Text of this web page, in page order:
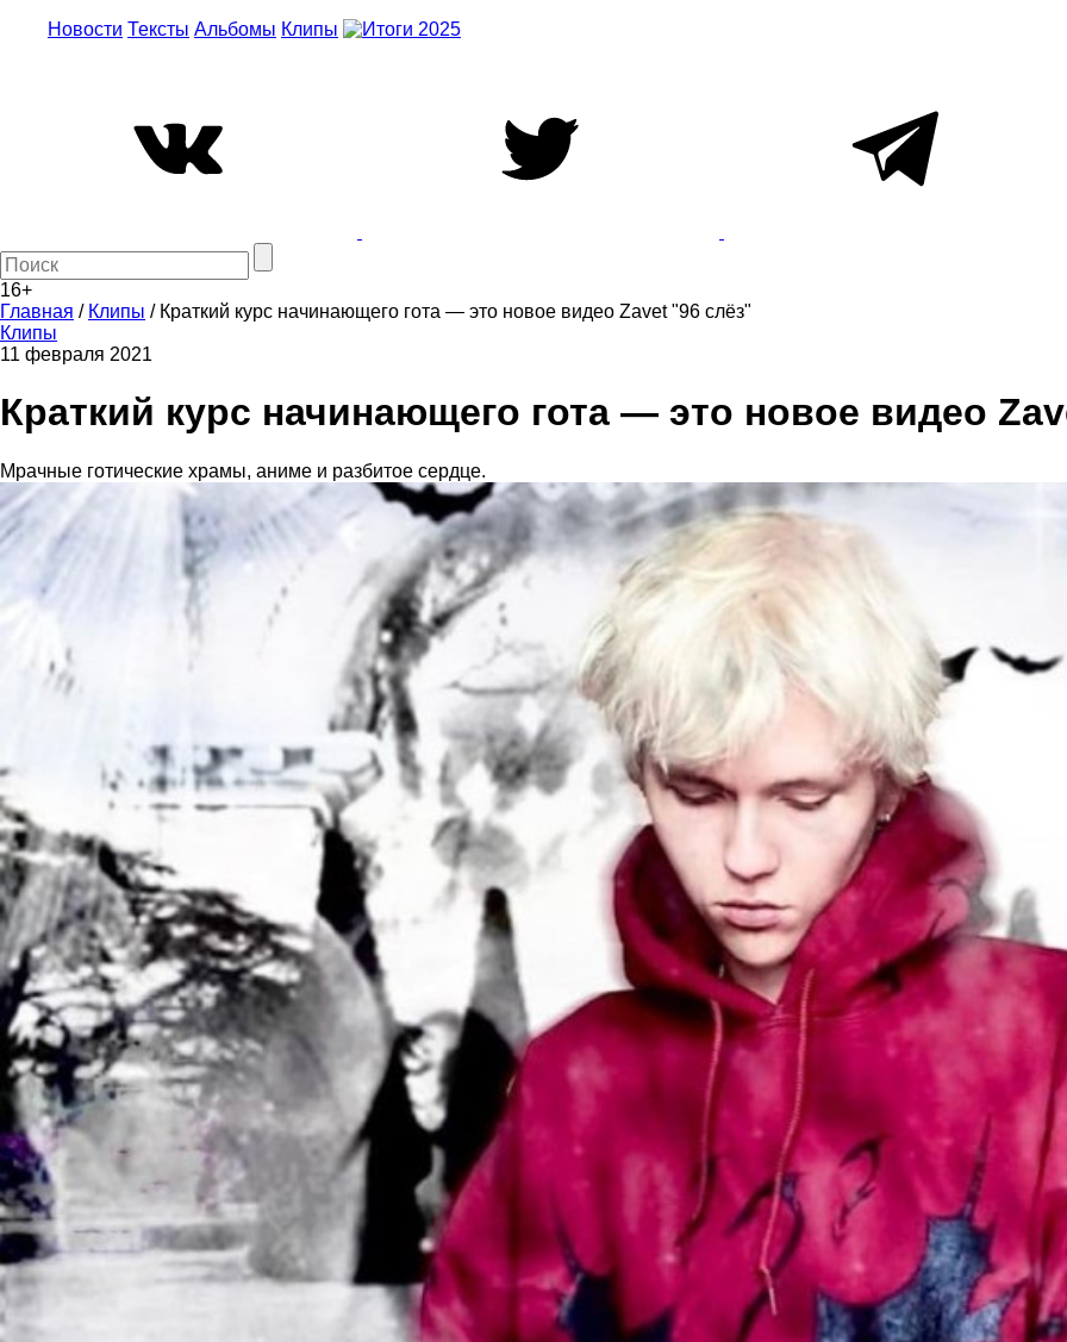
Новости Тексты Альбомы Клипы
16+
Главная / Клипы / Краткий курс начинающего гота — это новое видео Zavet "96 слёз"
Клипы
11 февраля 2021
Краткий курс начинающего гота — это новое видео
Мрачные готические храмы, аниме и разбитое сердце.